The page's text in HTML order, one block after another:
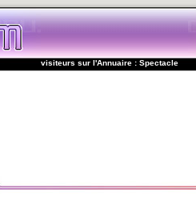
visiteurs sur l'Annuaire : Spectacle